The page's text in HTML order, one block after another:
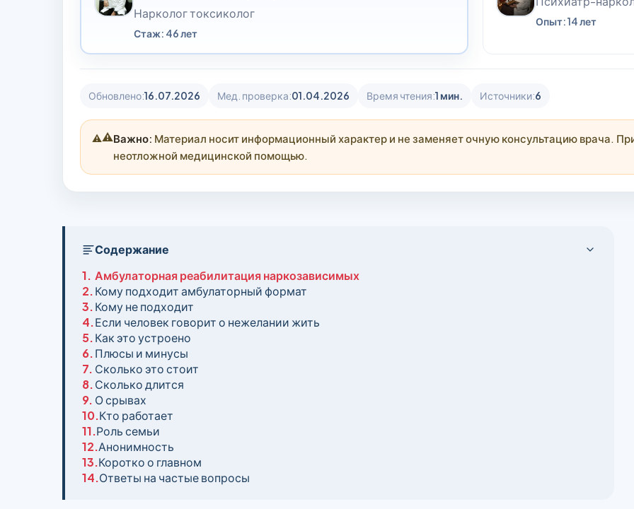
Нарколог токсиколог
Стаж: 46 лет
Опыт: 14 лет
Обновлено:16.07.2026 Мед. проверка:01.04.2026 Время чтения:1 мин. Источники:6
⚠️Важно: Материал носит информационный характер и не заменяет очную консультацию врача.
неотложной медицинской помощью.
Содержание
1. Амбулаторная реабилитация наркозависимых
2.Кому подходит амбулаторный формат
3.Кому не подходит
4.Если человек говорит о нежелании жить
5.Как это устроено
6.Плюсы и минусы
7. Сколько это стоит
8.Сколько длится
9. О срывах
10.Кто работает
11.Роль семьи
12.Анонимность
13.Коротко о главном
14.Ответы на частые вопросы